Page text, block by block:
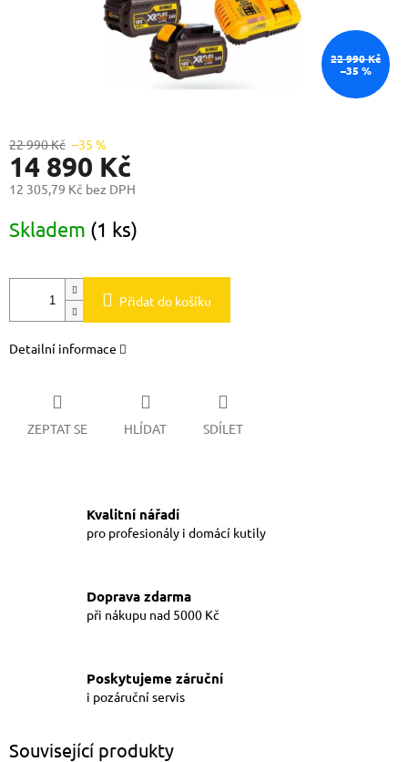
22 990 Kč
–35 %
22 990 Kč –35 %
14 890 Kč
12 305,79 Kč bez DPH
cena:
Skladem (1 ks)
Přidat do košíku
Detailní informace
ZEPTAT SE HLÍDAT SDÍLET
Kvalitní nářadí
pro profesionály i domácí kutily
Doprava zdarma
při nákupu nad 5000 Kč
Poskytujeme záruční
i pozáruční servis
Související produkty